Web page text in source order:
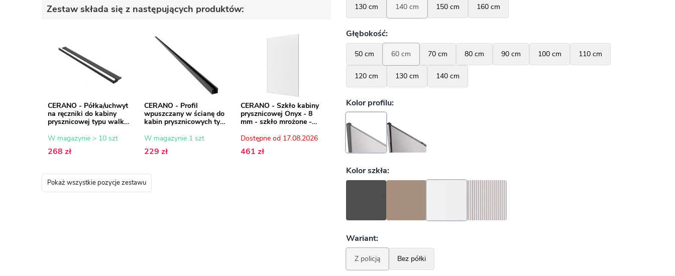
Zestaw składa się z następujących produktów:
CERANO - Półka/uchwyt
na ręczniki do kabiny
prysznicowej typu walk-
mat - 30 do 160 cm
W magazynie > 10 szt
268 zł
CERANO - Profil
wpuszczany w ścianę do
kabin prysznicowych typu
mat - 200 cm
W magazynie 1 szt
229 zł
CERANO - Szkło kabiny
prysznicowej Onyx - 8
mm - szkło mrożone -
Dostępne od 17.08.2026
461 zł
Pokaż wszystkie pozycje zestawu